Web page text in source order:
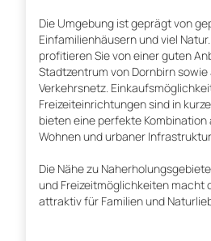
Die Umgebung ist geprägt von
Einfamilienhäusern und viel
profitieren Sie von einer guten
Stadtzentrum von Dornbirn
Verkehrsnetz.
Freizeiteinrichtungen sind in
bieten eine perfekte
Wohnen und urbaner
Die Nähe zu
und Freizeitmöglichkeiten macht
attraktiv für Familien und